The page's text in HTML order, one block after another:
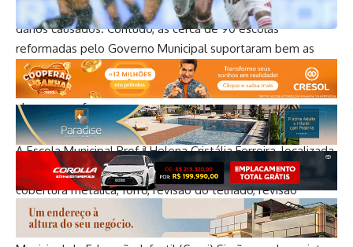
sendo necessárias intervenções imediatas para reparar os
danos causados. Contudo, as cerca de 90 escolas
reformadas pelo Governo Municipal suportaram bem as
chuvas.Melhorias foram realizadas…
na EM Prof.ª Helena
Cristália Ferreira,
…proporcionando melhor ambiente para
alunos e professores
A Escola Municipal Prof.ª Helena Cristália Ferreira, localizada
na Urbis VI, foi totalmente reformada. A unidade recebeu
cobertura metálica, forro, revisão do telhado, revisão
elétrica e hidráulica, pintura geral e lúdica e adequação da
cozinha. Os serviços estão em fase de conclusão. O Centro